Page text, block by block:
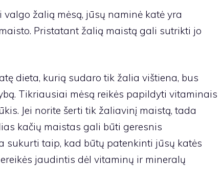
žalią mėsą, jūsų naminė katė yra
Pristatant žalią maistą gali sutrikti jo
dieta, kurią sudaro tik žalia vištiena, bus
Tikriausiai mėsą reikės papildyti vitaminais
Jei norite šerti tik žaliavinį maistą, tada
kačių maistas gali būti geresnis
sukurti taip, kad būtų patenkinti jūsų katės
jaudintis dėl vitaminų ir mineralų